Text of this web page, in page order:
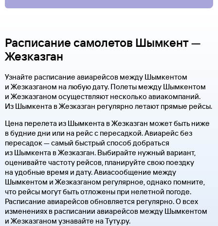
Расписание самолетов Шымкент —
Жезказган
Узнайте расписание авиарейсов между Шымкентом
и Жезказганом на любую дату. Полеты между Шымкентом
и Жезказганом осуществляют несколько авиакомпаний.
Из Шымкента в Жезказган регулярно летают прямые рейсы.
Цена перелета из Шымкента в Жезказган может быть ниже
в будние дни или на рейс с пересадкой. Авиарейс без
пересадок — самый быстрый способ добраться
из Шымкента в Жезказган. Выбирайте нужный вариант,
оценивайте частоту рейсов, планируйте свою поездку
на удобные время и дату. Авиасообщение между
Шымкентом и Жезказганом регулярное, однако помните,
что рейсы могут быть отложены при нелетной погоде.
Расписание авиарейсов обновляется регулярно. О всех
изменениях в расписании авиарейсов между Шымкентом
и Жезказганом узнавайте на Туту.ру.